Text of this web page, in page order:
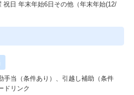
祝日 年末年始6日その他（年末年始(12/
手当（条件あり）、引越し補助（条件
ドリンク